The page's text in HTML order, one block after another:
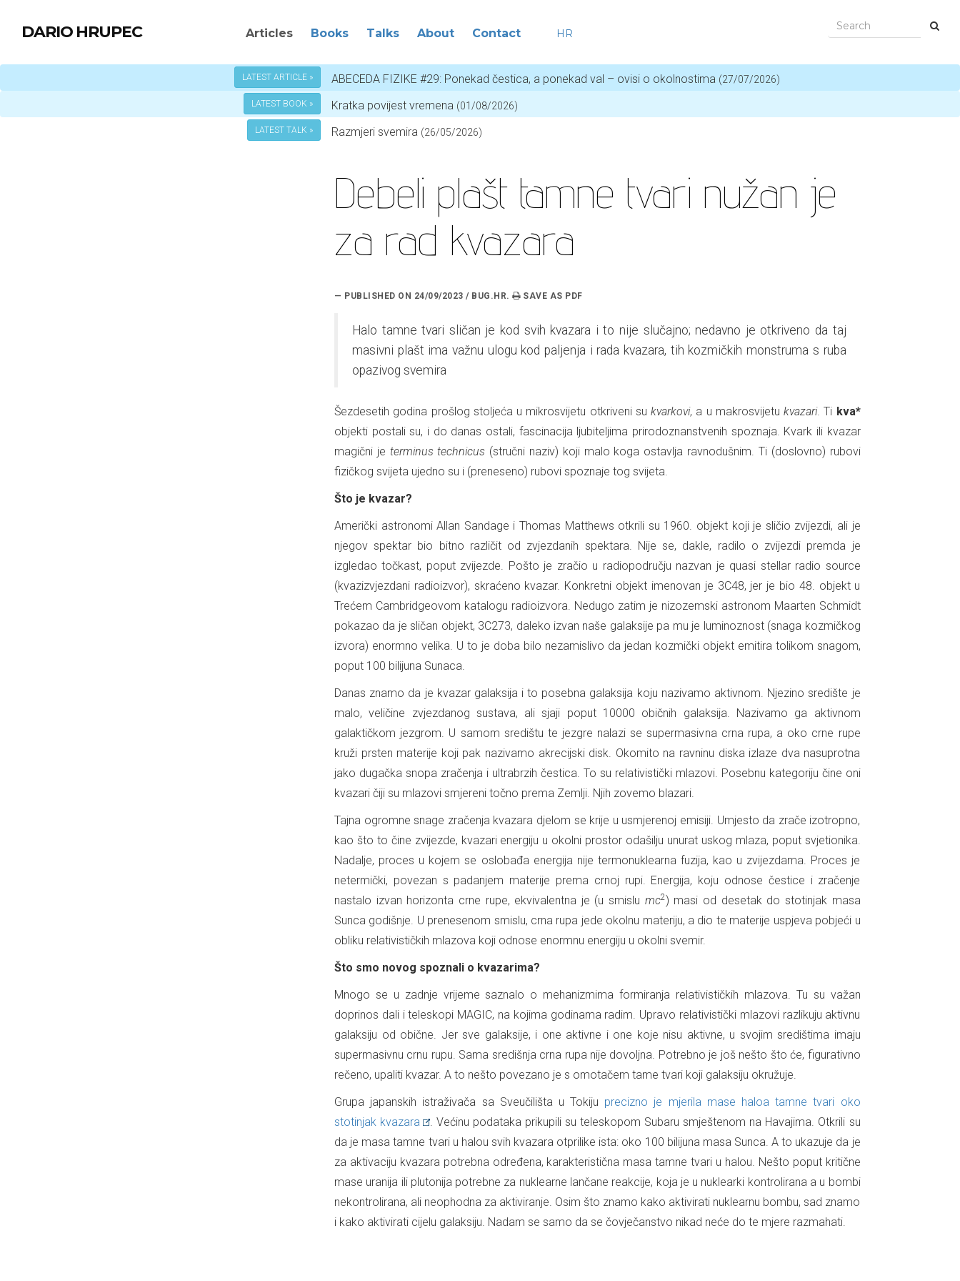
DARIO HRUPEC Articles Books Talks About Contact HR
LATEST ARTICLE » ABECEDA FIZIKE #29: Ponekad čestica, a ponekad val – ovisi o okolnostima (27/07/2026)
LATEST BOOK » Kratka povijest vremena (01/08/2026)
LATEST TALK » Razmjeri svemira (26/05/2026)
Debeli plašt tamne tvari nužan je
za rad kvazara
— PUBLISHED ON 24/09/2023 / BUG.HR.
Halo tamne tvari sličan je kod svih kvazara i to nije slučajno; nedavno je otkriveno da taj
masivni plašt ima važnu ulogu kod paljenja i rada kvazara, tih kozmičkih monstruma s ruba
opazivog svemira
Šezdesetih godina prošlog stoljeća u mikrosvijetu otkriveni su kvarkovi, a u makrosvijetu kvazari. Ti kva*
objekti postali su, i do danas ostali, fascinacija ljubiteljima prirodoznanstvenih spoznaja. Kvark ili kvazar
magični je terminus technicus (stručni naziv) koji malo koga ostavlja ravnodušnim. Ti (doslovno) rubovi
fizičkog svijeta ujedno su i (preneseno) rubovi spoznaje tog svijeta.
Što je kvazar?
Američki astronomi Allan Sandage i Thomas Matthews otkrili su 1960. objekt koji je sličio zvijezdi, ali je
njegov spektar bio bitno različit od zvjezdanih spektara. Nije se, dakle, radilo o zvijezdi premda je
izgledao točkast, poput zvijezde. Pošto je zračio u radiopodručju nazvan je quasi stellar radio source
(kvazizvjezdani radioizvor), skraćeno kvazar. Konkretni objekt imenovan je 3C48, jer je bio 48. objekt u
Trećem Cambridgeovom katalogu radioizvora. Nedugo zatim je nizozemski astronom Maarten Schmidt
pokazao da je sličan objekt, 3C273, daleko izvan naše galaksije pa mu je luminoznost (snaga kozmičkog
izvora) enormno velika. U to je doba bilo nezamislivo da jedan kozmički objekt emitira tolikom snagom,
poput 100 bilijuna Sunaca.
Danas znamo da je kvazar galaksija i to posebna galaksija koju nazivamo aktivnom. Njezino središte je
malo, veličine zvjezdanog sustava, ali sjaji poput 10000 običnih galaksija. Nazivamo ga aktivnom
galaktičkom jezgrom. U samom središtu te jezgre nalazi se supermasivna crna rupa, a oko crne rupe
kruži prsten materije koji pak nazivamo akrecijski disk. Okomito na ravninu diska izlaze dva nasuprotna
jako dugačka snopa zračenja i ultrabrzih čestica. To su relativistički mlazovi. Posebnu kategoriju čine oni
kvazari čiji su mlazovi smjereni točno prema Zemlji. Njih zovemo blazari.
Tajna ogromne snage zračenja kvazara djelom se krije u usmjerenoj emisiji. Umjesto da zrače izotropno,
kao što to čine zvijezde, kvazari energiju u okolni prostor odašilju unurat uskog mlaza, poput svjetionika.
Nadalje, proces u kojem se oslobađa energija nije termonuklearna fuzija, kao u zvijezdama. Proces je
netermički, povezan s padanjem materije prema crnoj rupi. Energija, koju odnose čestice i zračenje
nastalo izvan horizonta crne rupe, ekvivalentna je (u smislu mc2) masi od desetak do stotinjak masa
Sunca godišnje. U prenesenom smislu, crna rupa jede okolnu materiju, a dio te materije uspjeva pobjeći u
obliku relativističkih mlazova koji odnose enormnu energiju u okolni svemir.
Što smo novog spoznali o kvazarima?
Mnogo se u zadnje vrijeme saznalo o mehanizmima formiranja relativističkih mlazova. Tu su važan
doprinos dali i teleskopi MAGIC, na kojima godinama radim. Upravo relativistički mlazovi razlikuju aktivnu
galaksiju od obične. Jer sve galaksije, i one aktivne i one koje nisu aktivne, u svojim središtima imaju
supermasivnu crnu rupu. Sama središnja crna rupa nije dovoljna. Potrebno je još nešto što će, figurativno
rečeno, upaliti kvazar. A to nešto povezano je s omotačem tame tvari koji galaksiju okružuje.
Grupa japanskih istraživača sa Sveučilišta u Tokiju precizno je mjerila mase haloa tamne tvari oko
stotinjak kvazara
. Većinu podataka prikupili su teleskopom Subaru smještenom na Havajima. Otkrili su
da je masa tamne tvari u halou svih kvazara otprilike ista: oko 100 bilijuna masa Sunca. A to ukazuje da je
za aktivaciju kvazara potrebna određena, karakteristična masa tamne tvari u halou. Nešto poput kritične
mase uranija ili plutonija potrebne za nuklearne lančane reakcije, koja je u nuklearki kontrolirana a u bombi
nekontrolirana, ali neophodna za aktiviranje. Osim što znamo kako aktivirati nuklearnu bombu, sad znamo
i kako aktivirati cijelu galaksiju. Nadam se samo da se čovječanstvo nikad neće do te mjere razmahati.